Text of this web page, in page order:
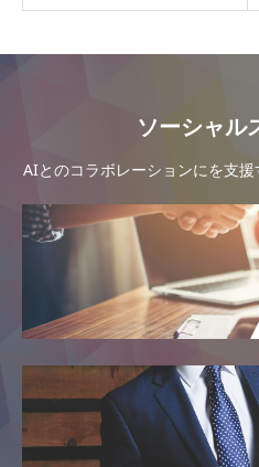
ソーシャル
AIとのコラボレーションにを支援